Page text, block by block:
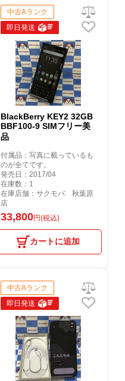
中古Aランク
即日発送
BlackBerry KEY2 32GB
BBF100-9 SIMフリー美
品
付属品：写真に載っているも
のが全てです。
発売日：2017/04
在庫数：1
在庫店舗：サクモバ 秋葉原
店
33,800円(税込)
カートに追加
中古Aランク
即日発送